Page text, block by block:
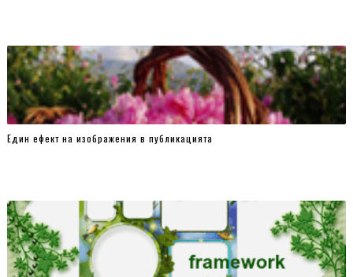
transform: rotate(5deg);
}
.gallery a:nth-child(8) img {
-moz-transform: rotate(10deg);
-webkit-transform: rotate(10deg);
transform: rotate(10deg);
-moz-transform: rotate(15deg);
-webkit-transform: rotate(15deg);
transform: rotate(15deg);
}
Един ефект на изображения в публикацията